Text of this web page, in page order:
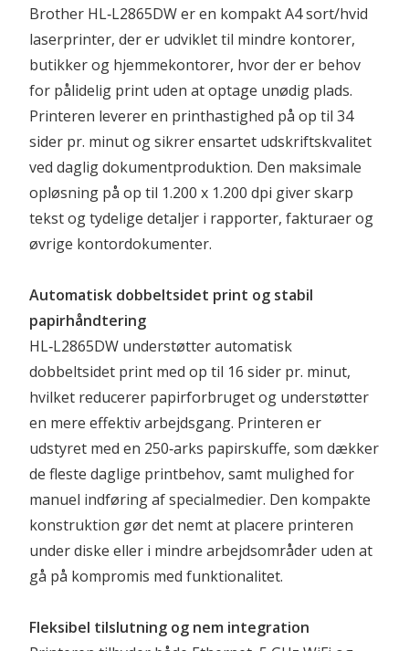
Brother HL‑L2865DW er en kompakt A4 sort/hvid
laserprinter, der er udviklet til mindre kontorer,
butikker og hjemmekontorer, hvor der er behov
for pålidelig print uden at optage unødig plads.
Printeren leverer en printhastighed på op til 34
sider pr. minut og sikrer ensartet udskriftskvalitet
ved daglig dokumentproduktion. Den maksimale
opløsning på op til 1.200 x 1.200 dpi giver skarp
tekst og tydelige detaljer i rapporter, fakturaer og
øvrige kontordokumenter.
Automatisk dobbeltsidet print og stabil
papirhåndtering
HL‑L2865DW understøtter automatisk
dobbeltsidet print med op til 16 sider pr. minut,
hvilket reducerer papirforbruget og understøtter
en mere effektiv arbejdsgang. Printeren er
udstyret med en 250‑arks papirskuffe, som dækker
de fleste daglige printbehov, samt mulighed for
manuel indføring af specialmedier. Den kompakte
konstruktion gør det nemt at placere printeren
under diske eller i mindre arbejdsområder uden at
gå på kompromis med funktionalitet.
Fleksibel tilslutning og nem integration